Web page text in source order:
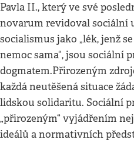
Pavla II., který ve své
novarum revidoval sociální
socialismus jako „lék, jenž
nemoc sama“, jsou sociální
dogmatem.Přirozeným
každá neutěšená situace
lidskou solidaritu. Sociální
„přirozeným“ vyjádřením
ideálů a normativních